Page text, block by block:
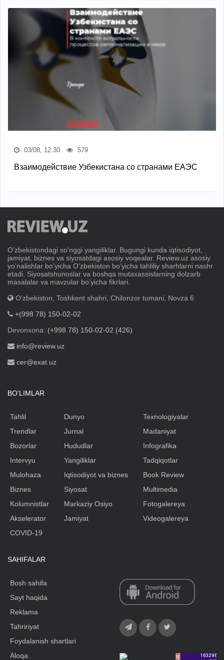
03/08, 12:30 579
Взаимодействие Узбекистана со странами ЕАЭС
Oʼzbekistondagi soʼnggi yangiliklar. Bugungi kunda iqtisodiyot,
jamiyat, biznes va siyosatdagi asosiy voqealar. Review.uz asosiy
yoʼnalishlar boʼyicha Oʼzbekiston boʼyicha tahliliy sharhlarni nashr
etadi. Siyosatshunoslar va boshqa mutaxassislarning dolzarb
masalalar va mavzular boʼyicha fikrlari.
O'zbekiston, Toshkent shahri, Chilonzor tumani, Novza 6
+(998 78) 150-02-02
Devonxona: (+998 78) 150-02-02 (426)
info@review.uz
cer@exat.uz
BO'LIMLAR
Tahlil
Trendlar
Bozorlar
Intervyu
Mulohaza
Biznes
Kolumnistlar
Akselerator
Dunyo
Jurnal
Hududlar
Yangiliklar
Iqtisodiyot va biznes
Siyosat
Markaziy Osiyo
Jamiyat
Texnologiyalar
Madaniyat
Infografika
Tadqiqotlar
Book Review
Multimedia
Fotogalereya
Videogalereya
COVID-19
SAHIFALAR
Bosh sahifa
Sayt haqida
Reklama
Tahririyat
Foydalanish shartlari
Aloqa